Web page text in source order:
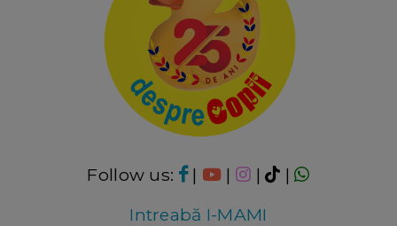
Follow us: | | |
|
Intreabă I-MAMI